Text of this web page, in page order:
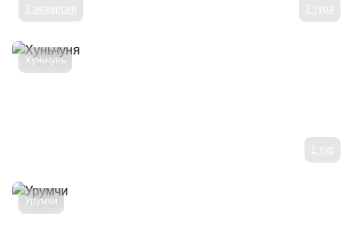
2 тура
3 экскурсии
Хуньчунь
1 тур
Урумчи